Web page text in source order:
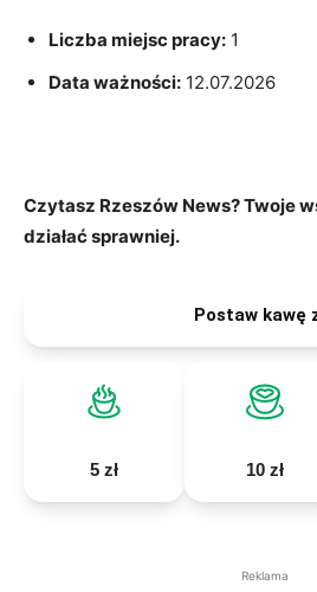
Liczba miejsc pracy: 1
Data ważności: 12.07.2026
Czytasz Rzeszów News? Twoje
działać sprawniej.
Postaw kawę
5 zł 10 zł
Reklama